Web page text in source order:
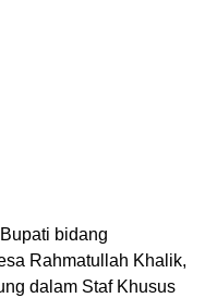
bidang
Rahmatullah Khalik,
dalam Staf Khusus